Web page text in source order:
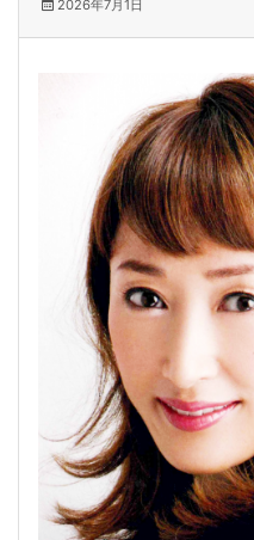
2026年7月1日